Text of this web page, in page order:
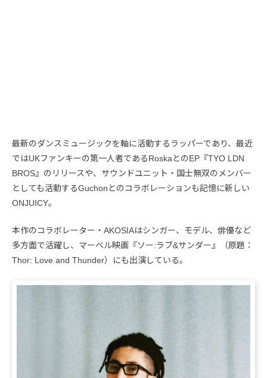
最新のダンスミュージックを軸に活動するラッパーであり、最近
ではUKファンキーの第一人者であるRoskaとのEP『TYO LDN
BROS』のリリースや、サウンドユニット・国士無双のメンバー
としても活動するGuchonとのコラボレーションも記憶に新しい
ONJUICY。
本作のコラボレーター・AKOSIAはシンガー、モデル、俳優など
多方面で活躍し、マーベル映画『ソー:ラブ&サンダー』（原題：
Thor: Love and Thunder）にも出演している。